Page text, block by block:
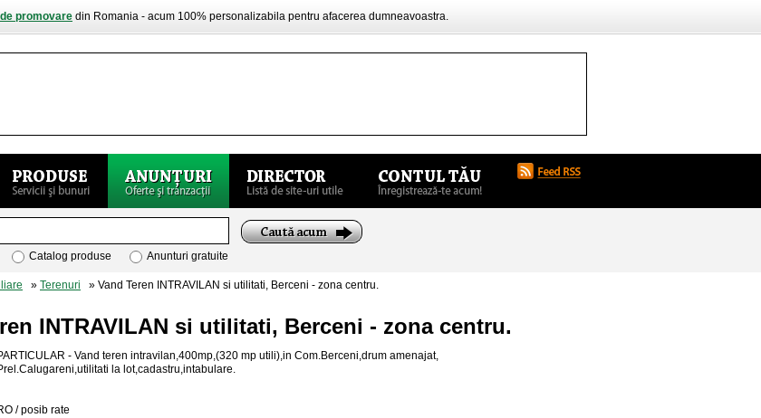
promovare din Romania - acum 100% personalizabila pentru afacerea dumneavoastra.
Catalog produse Anunturi gratuite
» Terenuri » Vand Teren INTRAVILAN si utilitati, Berceni - zona centru.
INTRAVILAN si utilitati, Berceni - zona centru.
- Vand teren intravilan,400mp,(320 mp utili),in Com.Berceni,drum amenajat,
la lot,cadastru,intabulare.
/ posib rate